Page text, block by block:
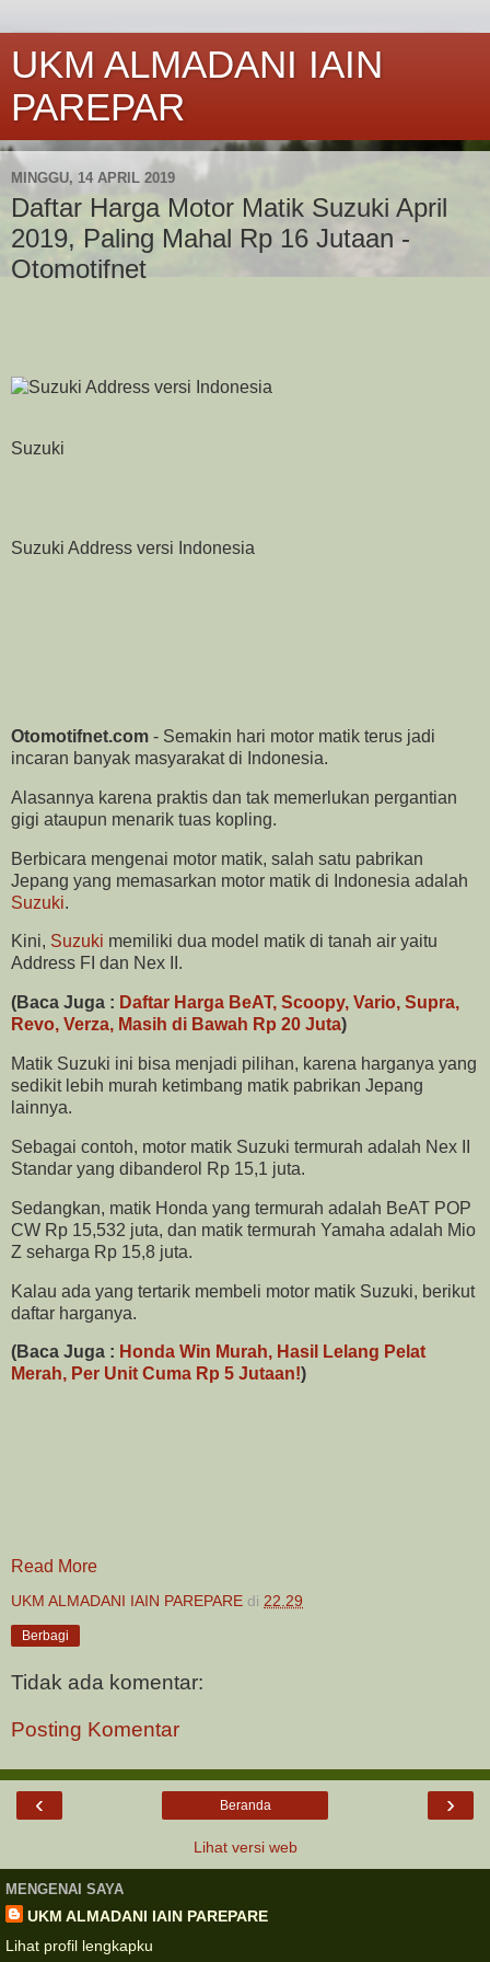
UKM ALMADANI IAIN
PAREPAR
MINGGU, 14 APRIL 2019
Daftar Harga Motor Matik Suzuki April
2019, Paling Mahal Rp 16 Jutaan -
Otomotifnet
Suzuki
Suzuki Address versi Indonesia
Otomotifnet.com - Semakin hari motor matik terus jadi
incaran banyak masyarakat di Indonesia.
Alasannya karena praktis dan tak memerlukan pergantian
gigi ataupun menarik tuas kopling.
Berbicara mengenai motor matik, salah satu pabrikan
Jepang yang memasarkan motor matik di Indonesia adalah
Suzuki.
Kini, Suzuki memiliki dua model matik di tanah air yaitu
Address FI dan Nex II.
(Baca Juga : Daftar Harga BeAT, Scoopy, Vario, Supra,
Revo, Verza, Masih di Bawah Rp 20 Juta)
Matik Suzuki ini bisa menjadi pilihan, karena harganya yang
sedikit lebih murah ketimbang matik pabrikan Jepang
lainnya.
Sebagai contoh, motor matik Suzuki termurah adalah Nex II
Standar yang dibanderol Rp 15,1 juta.
Sedangkan, matik Honda yang termurah adalah BeAT POP
CW Rp 15,532 juta, dan matik termurah Yamaha adalah Mio
Z seharga Rp 15,8 juta.
Kalau ada yang tertarik membeli motor matik Suzuki, berikut
daftar harganya.
(Baca Juga : Honda Win Murah, Hasil Lelang Pelat
Merah, Per Unit Cuma Rp 5 Jutaan!)
Read More
UKM ALMADANI IAIN PAREPARE di 22.29
Berbagi
Tidak ada komentar:
Posting Komentar
‹ ›
Beranda
Lihat versi web
MENGENAI SAYA
UKM ALMADANI IAIN PAREPARE
Lihat profil lengkapku